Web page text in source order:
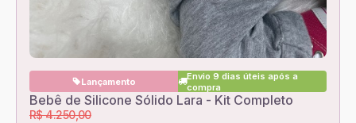
Lançamento
Envio 9 dias úteis após a
compra
Bebê de Silicone Sólido Lara - Kit Completo
R$ 4.250,00